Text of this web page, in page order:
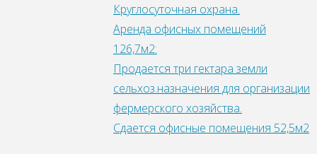
Круглосуточная охрана.
Аренда офисных помещений
126,7м2:
Продается три гектара земли
сельхоз.назначения для организации
фepмepcкoгo xoзяйства.
Сдается офисные помещения 52,5м2